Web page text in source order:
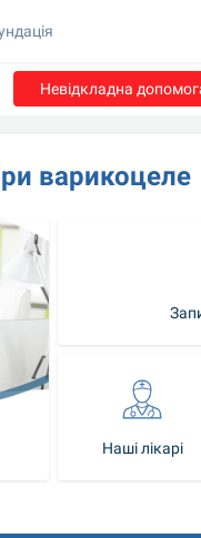
Невідкладна
варикоцеле
Наші лікарі